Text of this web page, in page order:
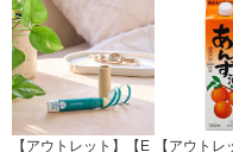
【アウトレット】【E
【アウト